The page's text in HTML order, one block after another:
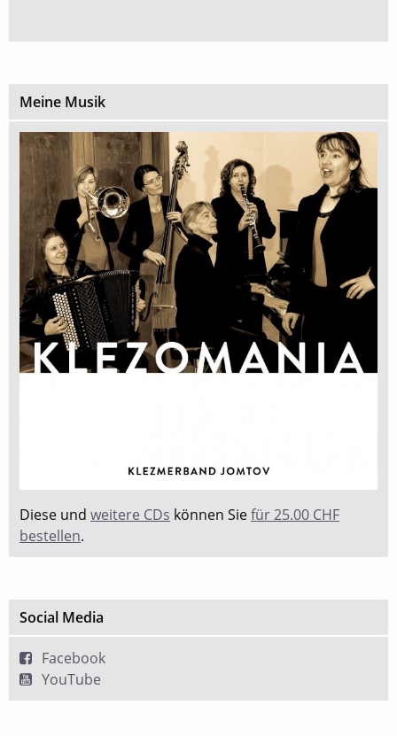
Meine Musik
Diese und weitere CDs können Siefür 25.00 CHF
bestellen.
Social Media
Facebook
YouTube